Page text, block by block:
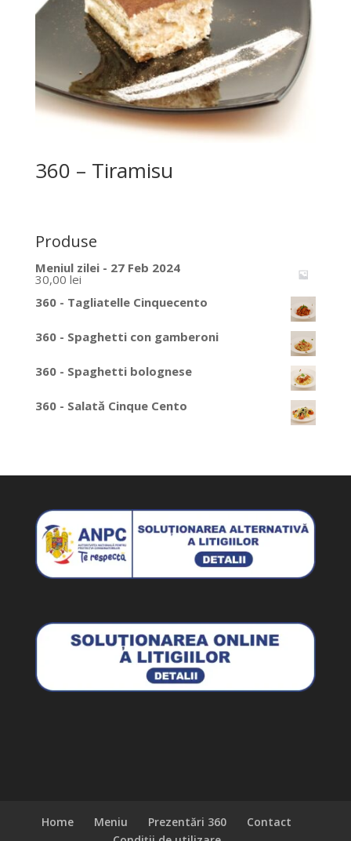
360 – Tiramisu
Produse
Meniul zilei - 27 Feb 2024
30,00 lei
360 - Tagliatelle Cinquecento
360 - Spaghetti con gamberoni
360 - Spaghetti bolognese
360 - Salată Cinque Cento
Home Meniu Prezentări 360
Contact